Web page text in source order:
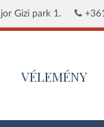
Gizi park 1.
VÉLEMÉNY